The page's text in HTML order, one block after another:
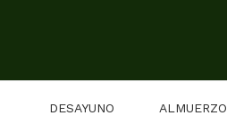
DESAYUNO ALMUERZO